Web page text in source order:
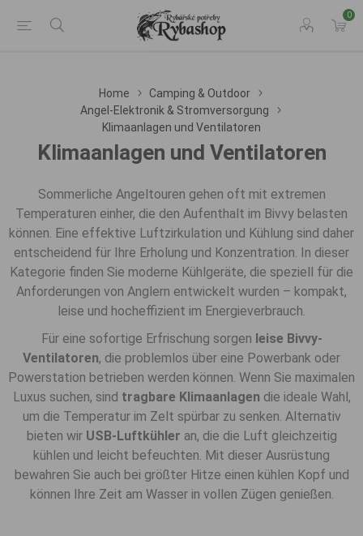
0
Home
Camping & Outdoor
Angel-Elektronik & Stromversorgung
Klimaanlagen und Ventilatoren
Klimaanlagen und Ventilatoren
Sommerliche Angeltouren gehen oft mit extremen
Temperaturen einher, die den Aufenthalt im Bivvy belasten
können. Eine effektive Luftzirkulation und Kühlung sind daher
entscheidend für Ihre Erholung und Konzentration. In dieser
Kategorie finden Sie moderne Kühlgeräte, die speziell für die
Anforderungen von Anglern entwickelt wurden – kompakt,
leise und hocheffizient im Energieverbrauch.
Für eine sofortige Erfrischung sorgen leise Bivvy-
Ventilatoren, die problemlos über eine Powerbank oder
Powerstation betrieben werden können. Wenn Sie maximalen
Luxus suchen, sind tragbare Klimaanlagen die ideale Wahl,
um die Temperatur im Zelt spürbar zu senken. Alternativ
bieten wir USB-Luftkühler an, die die Luft gleichzeitig
kühlen und leicht befeuchten. Mit dieser Ausrüstung
bewahren Sie auch bei größter Hitze einen kühlen Kopf und
können Ihre Zeit am Wasser in vollen Zügen genießen.